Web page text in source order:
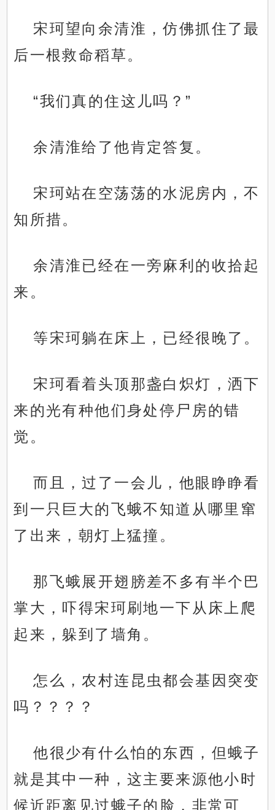
宋珂望向余清淮，仿佛抓住了最
后一根救命稻草。
“我们真的住这儿吗？”
余清淮给了他肯定答复。
宋珂站在空荡荡的水泥房内，不
知所措。
余清淮已经在一旁麻利的收拾起
来。
等宋珂躺在床上，已经很晚了。
宋珂看着头顶那盏白炽灯，洒下
来的光有种他们身处停尸房的错
觉。
而且，过了一会儿，他眼睁睁看
到一只巨大的飞蛾不知道从哪里窜
了出来，朝灯上猛撞。
那飞蛾展开翅膀差不多有半个巴
掌大，吓得宋珂刷地一下从床上爬
起来，躲到了墙角。
怎么，农村连昆虫都会基因突变
吗？？？？
他很少有什么怕的东西，但蛾子
就是其中一种，这主要来源他小时
候近距离见过蛾子的脸，非常可